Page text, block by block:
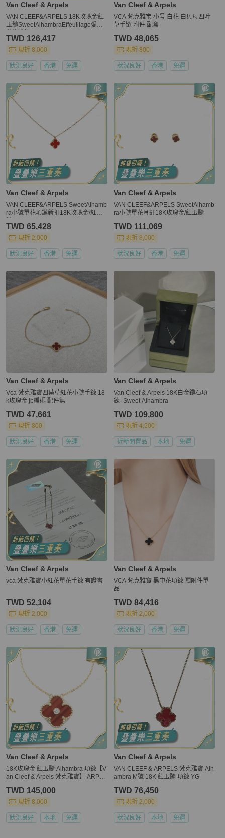
Van Cleef & Arpels
VAN CLEEF&ARPELS 18K玫瑰金紅
玉髓SweetAlhambraEffeuillage愛心
TWD 126,417
現折 8,000
狀況良好 香港 免運
Van Cleef & Arpels
VCA 梵克雅宝 小号 白花 白贝母四叶
草手链 附件 配盒
TWD 48,065
現折 800
狀況良好 香港 免運
Van Cleef & Arpels
VAN CLEEF&ARPELS SweetAlhamb
ra小號單花項鏈新扣18K玫瑰金/紅玉
TWD 65,428
現折 2,000
狀況良好 香港 免運
Van Cleef & Arpels
VAN CLEEF&ARPELS SweetAlhamb
ra小號單花耳釘18K玫瑰金/紅玉髓
TWD 111,069
現折 8,000
狀況良好 香港 免運
Van Cleef & Arpels
Vca 梵克雅寶四葉草紅花小號手鍊 18
k玫瑰金 jb編碼 配件無
TWD 47,661
現折 800
狀況良好 香港 免運
Van Cleef & Arpels
Van Cleef & Arpels 18K白金鑽石項
鍊- Sweet Alhambra
TWD 109,800
現折 4,500
近新閒置品 本地 免運
Van Cleef & Arpels
vca 梵克雅寶小紅花單花手鍊 有證書
TWD 52,104
現折 2,000
狀況良好 香港 免運
Van Cleef & Arpels
VCA 梵克雅寶 黑中花項鍊 🈚附件單
品
TWD 84,416
現折 2,000
狀況良好 香港 免運
Van Cleef & Arpels
18K玫瑰金 紅玉髓 Alhambra 項鍊【V
an Cleef & Arpels 梵克雅寶】 ARPO
TWD 145,000
現折 8,000
狀況良好 本地 免運
Van Cleef & Arpels
VAN CLEEF & ARPELS 梵克雅寶 Alh
ambra M號 18K 紅玉隨 項鍊 YG
TWD 76,450
現折 2,000
狀況良好 本地 免運